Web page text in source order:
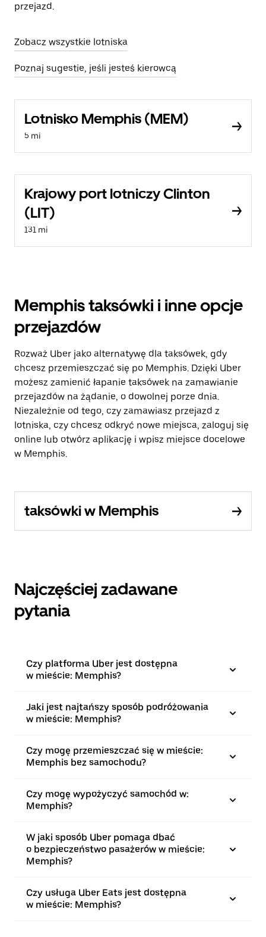
przejazd.
Zobacz wszystkie lotniska
Poznaj sugestie, jeśli jesteś kierowcą
Lotnisko Memphis (MEM)
5 mi
Krajowy port lotniczy Clinton
(LIT)
131 mi
Memphis taksówki i inne opcje
przejazdów
Rozważ Uber jako alternatywę dla taksówek, gdy
chcesz przemieszczać się po Memphis. Dzięki Uber
możesz zamienić łapanie taksówek na zamawianie
przejazdów na żądanie, o dowolnej porze dnia.
Niezależnie od tego, czy zamawiasz przejazd z
lotniska, czy chcesz odkryć nowe miejsca, zaloguj się
online lub otwórz aplikację i wpisz miejsce docelowe
w Memphis.
taksówki w Memphis
Najczęściej zadawane
pytania
Czy platforma Uber jest dostępna
w mieście: Memphis?
Jaki jest najtańszy sposób podróżowania
w mieście: Memphis?
Czy mogę przemieszczać się w mieście:
Memphis bez samochodu?
Czy mogę wypożyczyć samochód w:
Memphis?
W jaki sposób Uber pomaga dbać
o bezpieczeństwo pasażerów w mieście:
Memphis?
Czy usługa Uber Eats jest dostępna
w mieście: Memphis?